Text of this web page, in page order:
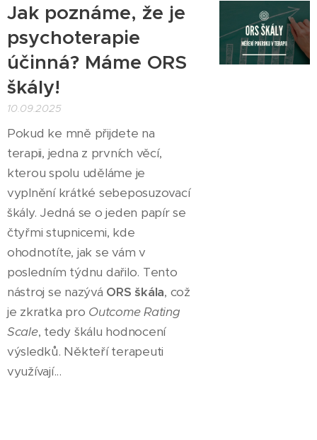
Jak poznáme, že je
psychoterapie
účinná? Máme ORS
škály!
10.09.2025
Pokud ke mně přijdete na
terapii, jedna z prvních věcí,
kterou spolu uděláme je
vyplnění krátké sebeposuzovací
škály. Jedná se o jeden papír se
čtyřmi stupnicemi, kde
ohodnotíte, jak se vám v
posledním týdnu dařilo. Tento
nástroj se nazývá ORS škála, což
je zkratka pro Outcome Rating
Scale, tedy škálu hodnocení
výsledků. Někteří terapeuti
využívají...